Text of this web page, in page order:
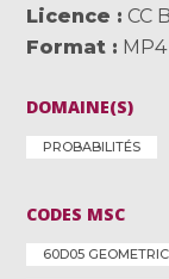
Licence
CC
Format
MP4
DOMAINE(S)
PROBABILITÉS
CODES MSC
60D05